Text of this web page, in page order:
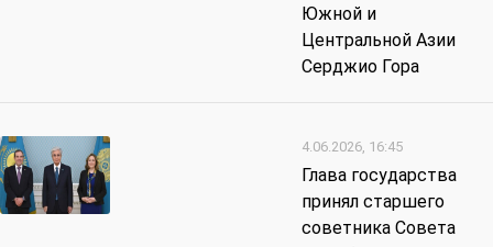
Южной и
Центральной Азии
Серджио Гора
4.06.2026, 16:45
Глава государства
принял старшего
советника Совета